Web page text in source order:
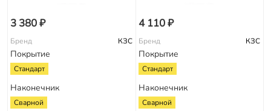
3 380 ₽
Бренд КЗС
Покрытие
Стандарт
Наконечник
Сварной
4 110 ₽
Бренд КЗС
Покрытие
Стандарт
Наконечник
Сварной